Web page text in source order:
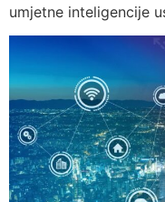
umjetne inteligencije